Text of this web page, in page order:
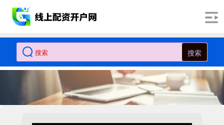
搜索